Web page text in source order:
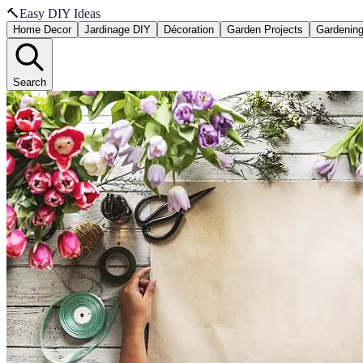
🔨Easy DIY Ideas
Home Decor Jardinage DIY Décoration Garden Projects Gardening
Search